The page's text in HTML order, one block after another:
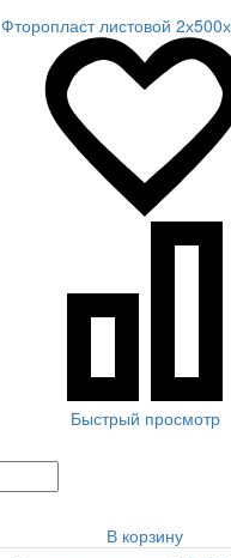
Фторопласт листовой
Быстрый просмотр
В корзину